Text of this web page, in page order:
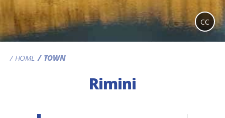
CC
HOME TOWN
Rimini